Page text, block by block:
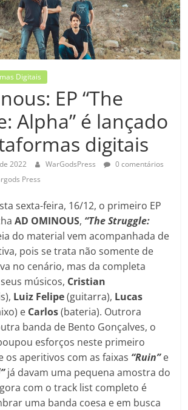
Digitais
EP “The
Alpha” é lançado
digitais
2022 WarGodsPress
0 comentários
Press
sexta-feira, 16/12, o primeiro EP
AD OMINOUS, “The Struggle:
do material vem acompanhada de
pois se trata não somente de
no cenário, mas da completa
músicos, Cristian
Luiz Felipe(guitarra), Lucas
e Carlos(bateria). Outrora
banda de Bento Gonçalves, o
esforços neste primeiro
os aperitivos com as faixas “Ruin”e
já davam uma pequena amostra do
com o track list completo é
uma banda coesa e em busca